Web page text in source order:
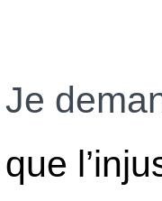
Je
que